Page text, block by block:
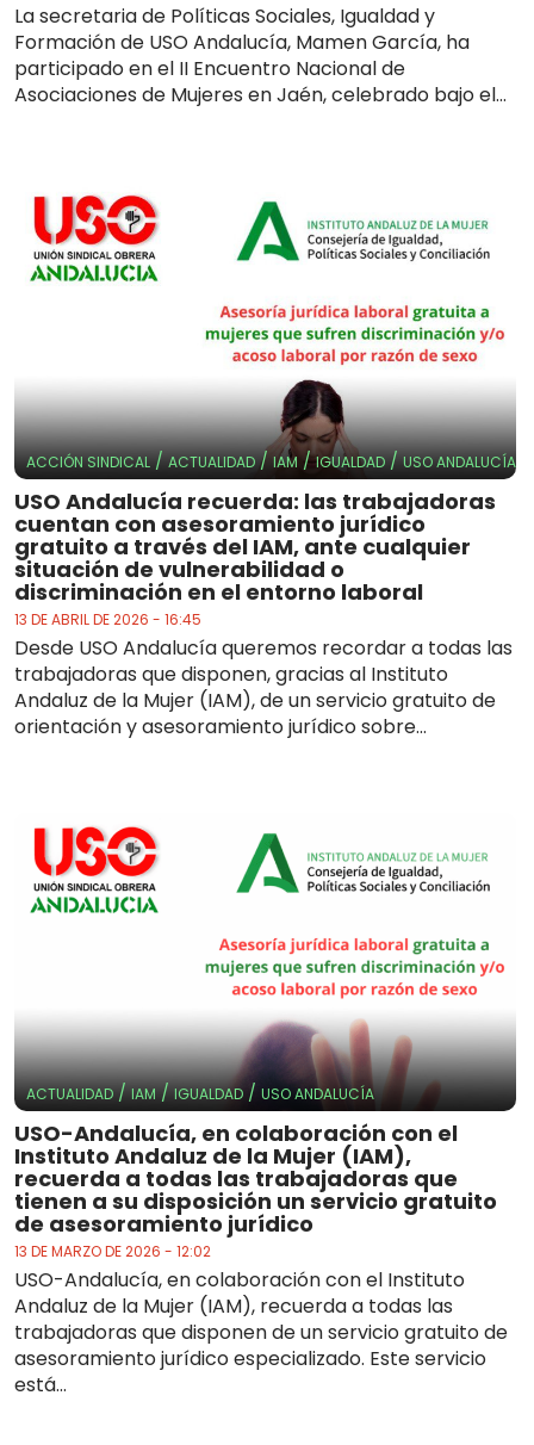
La secretaria de Políticas Sociales, Igualdad y
Formación de USO Andalucía, Mamen García, ha
participado en el II Encuentro Nacional de
Asociaciones de Mujeres en Jaén, celebrado bajo el...
ACCIÓN SINDICAL/ACTUALIDAD/IAM/IGUALDAD/USO ANDALUCÍA
USO Andalucía recuerda: las trabajadoras
cuentan con asesoramiento jurídico
gratuito a través del IAM, ante cualquier
situación de vulnerabilidad o
discriminación en el entorno laboral
13 DE ABRIL DE 2026 - 16:45
Desde USO Andalucía queremos recordar a todas las
trabajadoras que disponen, gracias al Instituto
Andaluz de la Mujer (IAM), de un servicio gratuito de
orientación y asesoramiento jurídico sobre...
ACTUALIDAD/IAM/IGUALDAD / USO ANDALUCÍA
USO-Andalucía, en colaboración con el
Instituto Andaluz de la Mujer (IAM),
recuerda a todas las trabajadoras que
tienen a su disposición un servicio gratuito
de asesoramiento jurídico
13 DE MARZO DE 2026 - 12:02
USO-Andalucía, en colaboración con el Instituto
Andaluz de la Mujer (IAM), recuerda a todas las
trabajadoras que disponen de un servicio gratuito de
asesoramiento jurídico especializado. Este servicio
está...